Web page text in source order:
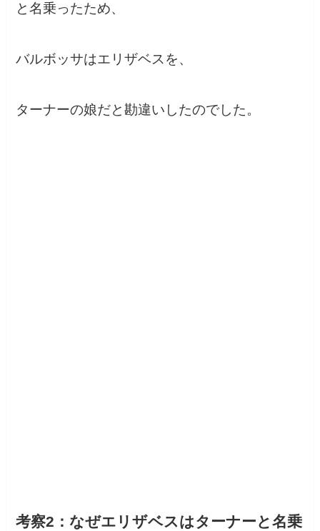
と名乗ったため、
バルボッサはエリザベスを、
ターナーの娘だと勘違いしたのでした。
考察2：なぜエリザベスはターナーと名乗